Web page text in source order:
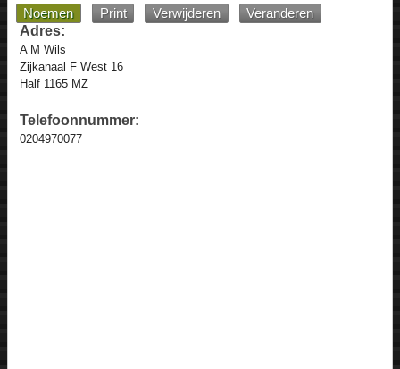
Noemen Print Verwijderen
Veranderen
Adres:
A M Wils
Zijkanaal F West 16
Half 1165 MZ
Telefoonnummer:
0204970077